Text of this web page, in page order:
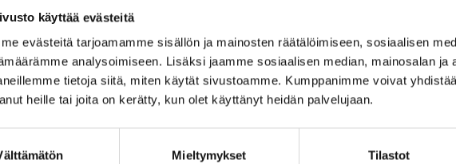
käyttää evästeitä
evästeitä tarjoamamme sisällön ja mainosten räätälöimiseen, sosiaalisen
analysoimiseen. Lisäksi jaamme sosiaalisen median, mainosalan ja
tietoja siitä, miten käytät sivustoamme. Kumppanimme voivat
heille tai joita on kerätty, kun olet käyttänyt heidän palvelujaan.
Mieltymykset Tilastot